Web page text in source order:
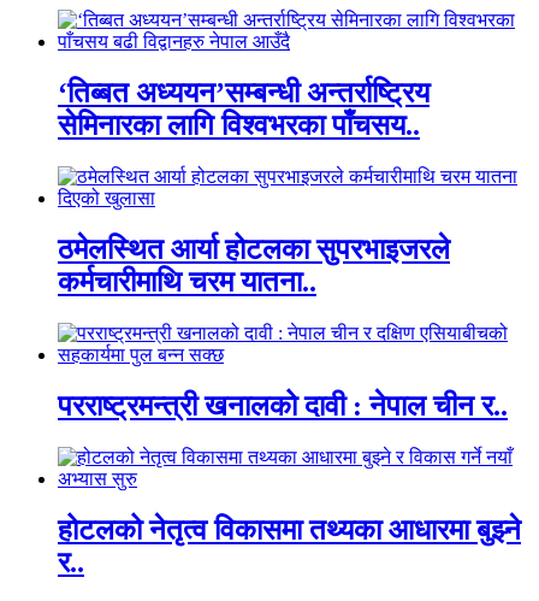
‘तिब्बत अध्ययन’सम्बन्धी अन्तर्राष्ट्रिय
सेमिनारका लागि विश्वभरका पाँचसय..
ठमेलस्थित आर्या होटलका सुपरभाइजरले
कर्मचारीमाथि चरम यातना..
परराष्ट्रमन्त्री खनालको दावी : नेपाल चीन र..
होटलको नेतृत्व विकासमा तथ्यका आधारमा बुझ्ने
र..